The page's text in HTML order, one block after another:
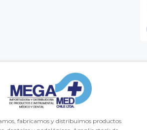
fabricamos y distribuimos productos